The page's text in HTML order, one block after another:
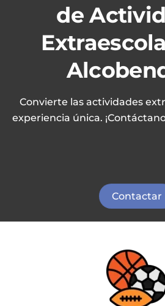
de
Convierte las actividades
experiencia única.
Contactar